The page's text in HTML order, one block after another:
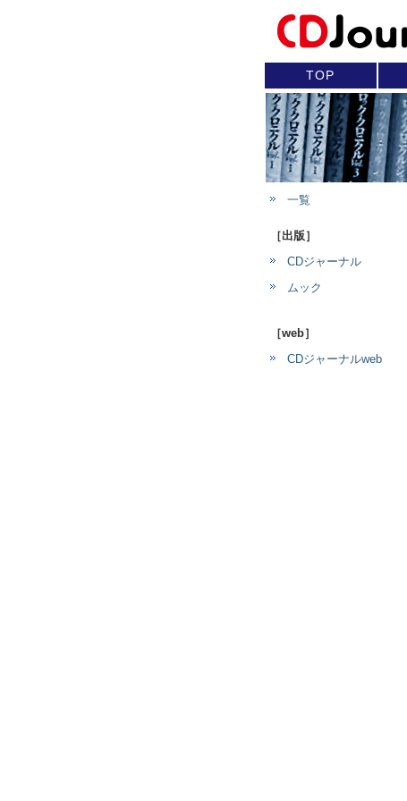
TOP
一覧
［出版］
CDジャーナル
ムック
［web］
CDジャーナルweb